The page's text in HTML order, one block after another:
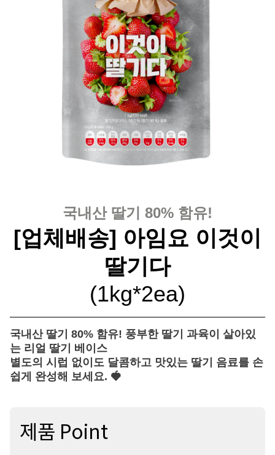
국내산 딸기 80% 함유!
[업체배송] 아임요 이것이
딸기다
(1kg*2ea)
국내산 딸기 80% 함유! 풍부한 딸기 과육이 살아있
는 리얼 딸기 베이스
별도의 시럽 없이도 달콤하고 맛있는 딸기 음료를 손
쉽게 완성해 보세요. 🍓
제품 Point